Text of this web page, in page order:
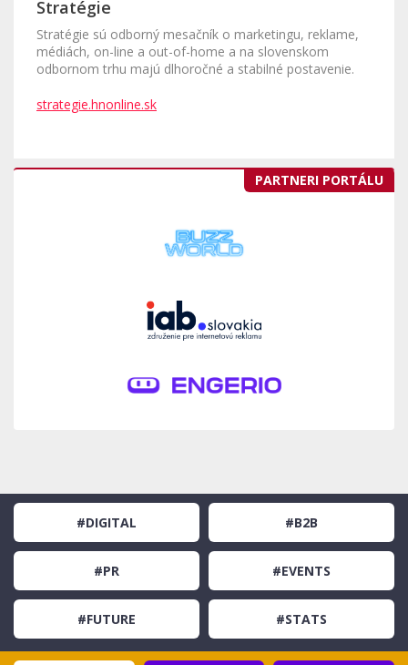
Stratégie
Stratégie sú odborný mesačník o marketingu, reklame,
médiách, on-line a out-of-home a na slovenskom
odbornom trhu majú dlhoročné a stabilné postavenie.
strategie.hnonline.sk
PARTNERI PORTÁLU
#DIGITAL #B2B
#PR #EVENTS
#FUTURE #STATS